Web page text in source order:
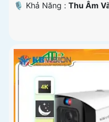
️🎙 Khả Năng : Thu Âm